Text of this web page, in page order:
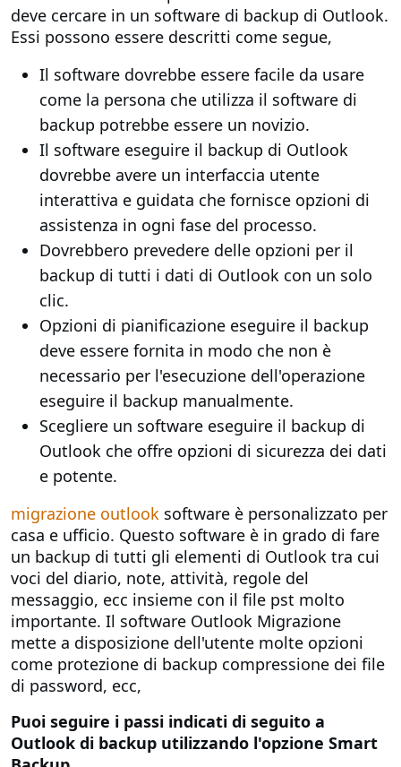
deve cercare in un software di backup di Outlook.
Essi possono essere descritti come segue,
Il software dovrebbe essere facile da usare
come la persona che utilizza il software di
backup potrebbe essere un novizio.
Il software eseguire il backup di Outlook
dovrebbe avere un interfaccia utente
interattiva e guidata che fornisce opzioni di
assistenza in ogni fase del processo.
Dovrebbero prevedere delle opzioni per il
backup di tutti i dati di Outlook con un solo
clic.
Opzioni di pianificazione eseguire il backup
deve essere fornita in modo che non è
necessario per l'esecuzione dell'operazione
eseguire il backup manualmente.
Scegliere un software eseguire il backup di
Outlook che offre opzioni di sicurezza dei dati
e potente.
migrazione outlook software è personalizzato per
casa e ufficio. Questo software è in grado di fare
un backup di tutti gli elementi di Outlook tra cui
voci del diario, note, attività, regole del
messaggio, ecc insieme con il file pst molto
importante. Il software Outlook Migrazione
mette a disposizione dell'utente molte opzioni
come protezione di backup compressione dei file
di password, ecc,
Puoi seguire i passi indicati di seguito a
Outlook di backup utilizzando l'opzione Smart